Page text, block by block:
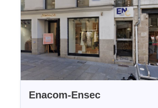
Enacom-Ensec